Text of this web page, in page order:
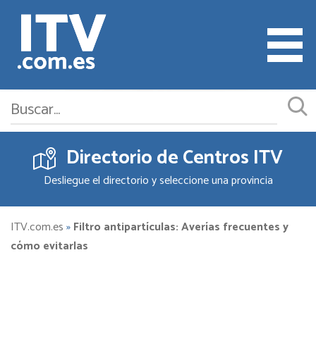
Cita ITV
Cambiar o Anular Cita
Empresas ITV
Directorio de Centros ITV
Desliegue el directorio y seleccione una provincia
ITV.com.es»Filtro antipartículas: Averías frecuentes y
cómo evitarlas